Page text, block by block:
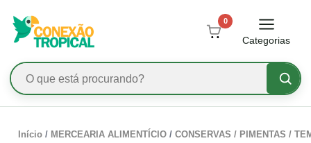
0
Categorias
Início / MERCEARIA ALIMENTÍCIO / CONSERVAS / PIMENTAS /